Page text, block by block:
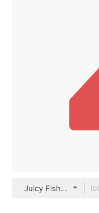
Juicy Fish Flat